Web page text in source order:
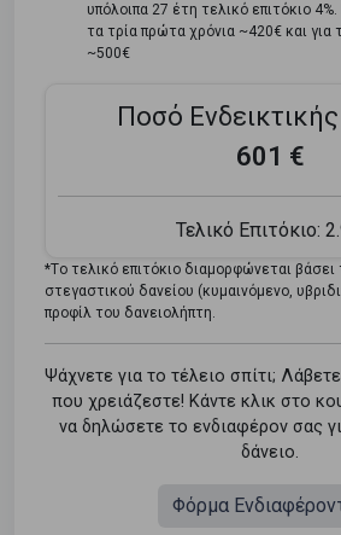
υπόλοιπα 27 έτη τελικό επιτόκιο
τα τρία πρώτα χρόνια ~420€ και για
~500€
Ποσό
601 €
Τελικό Επιτόκιο:
*Tο τελικό επιτόκιο διαμορφώνεται
στεγαστικού δανείου (κυμαινόμενο,
προφίλ του δανειολήπτη.
Ψάχνετε για το τέλειο σπίτι;
που χρειάζεστε! Κάντε κλικ στο
να δηλώσετε το ενδιαφέρον σας
δάνειο.
Φόρμα